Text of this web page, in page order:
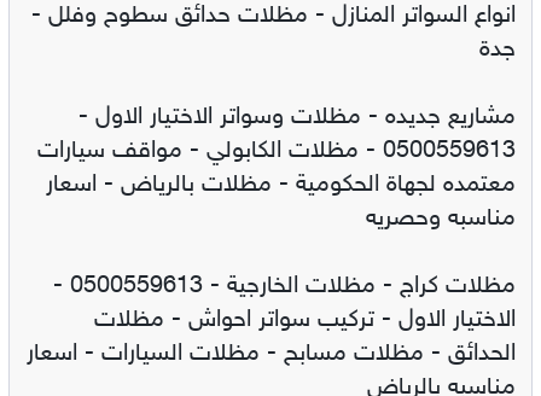
انواع السواتر المنازل - مظلات حدائق سطوح وفلل -
جدة
مشاريع جديده - مظلات وسواتر الاختيار الاول -
0500559613 - مظلات الكابولي - مواقف سيارات
معتمده لجهاة الحكومية - مظلات بالرياض - اسعار
مناسبه وحصريه
مظلات كراج - مظلات الخارجية - 0500559613 -
الاختيار الاول - تركيب سواتر احواش - مظلات
الحدائق - مظلات مسابح - مظلات السيارات - اسعار
مناسبه بالرياض